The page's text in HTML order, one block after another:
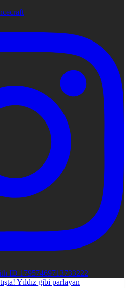
ID 17957469713733222